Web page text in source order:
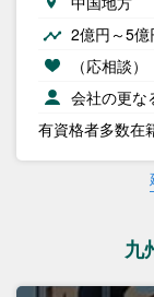
2億円～5億
（応相談）
会社の更な
有資格者多数在
九